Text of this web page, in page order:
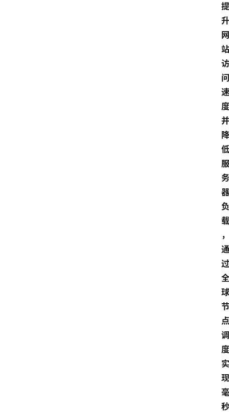
提
升
网
站
访
问
速
度
并
降
低
服
务
器
负
载
，
通
过
全
球
节
点
调
度
实
现
毫
秒